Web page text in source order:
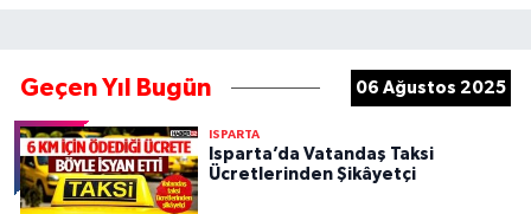
Geçen Yıl Bugün 06 Ağustos 2025
ISPARTA
Isparta’da Vatandaş Taksi
Ücretlerinden Şikâyetçi